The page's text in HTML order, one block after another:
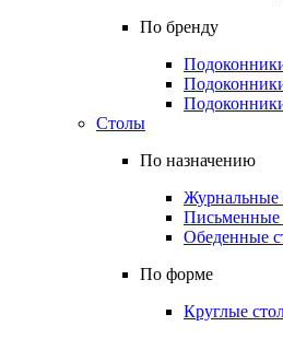
По бренду
Столы
По назначению
Журнальные
Письменные
Обеденные
По форме
Круглые